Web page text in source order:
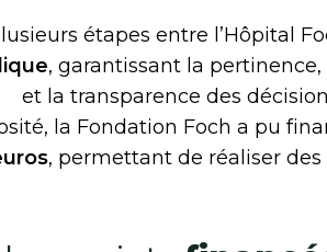
étapes entre l’Hôpital
, garantissant la
et la transparence des
la Fondation Foch a pu
, permettant de réaliser